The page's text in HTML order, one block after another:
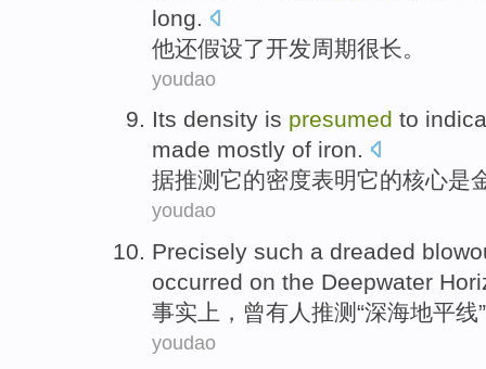
long
他还假设了开发周期很长。
youdao
Its density is presumed to
made mostly of iron.
据推测 它的密度表明它的核心是
youdao
Precisely such a dreaded
occurred on the Deepwater
事实上，曾有人 推测 “深海地平线”
youdao